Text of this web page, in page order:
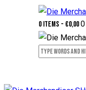
0 items - €0,000